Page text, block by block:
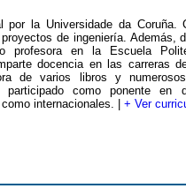
por la Universidade da Coruña.
de ingeniería. Además,
profesora en la Escuela
docencia en las carreras
de varios libros y
como ponente en
internacionales. | + Ver